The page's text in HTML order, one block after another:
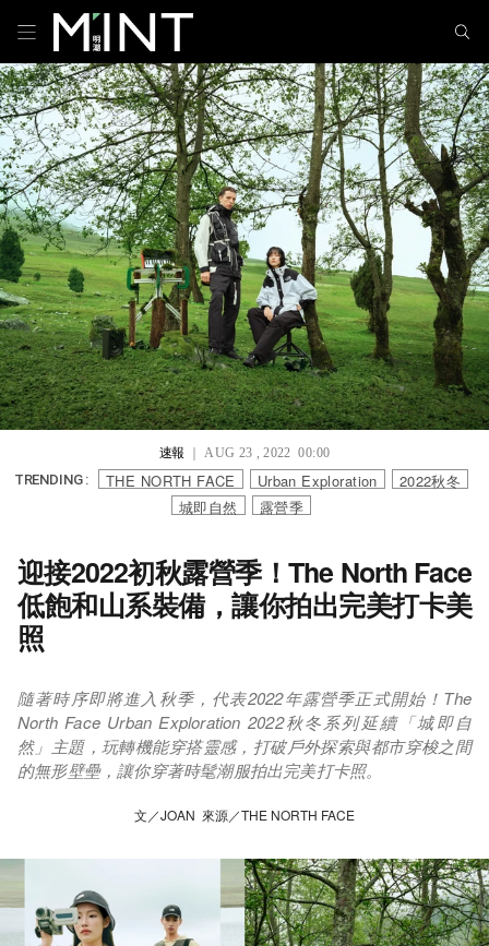
速報 ｜ AUG 23 , 2022 00:00
TRENDING : THE NORTH FACE Urban Exploration
2022秋冬
城即自然
露營季
迎接2022初秋露營季！The North Face
低飽和山系裝備，讓你拍出完美打卡美
照
隨著時序即將進入秋季，代表2022年露營季正式開始！The
North Face Urban Exploration 2022秋冬系列延續「城即自
然」主題，玩轉機能穿搭靈感，打破戶外探索與都市穿梭之間
的無形壁壘，讓你穿著時髦潮服拍出完美打卡照。
文／JOAN 來源／THE NORTH FACE